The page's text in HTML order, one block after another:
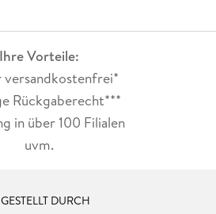
Ihre Vorteile:
versandkostenfrei*
Rückgaberecht***
in über 100 Filialen
uvm.
DURCH